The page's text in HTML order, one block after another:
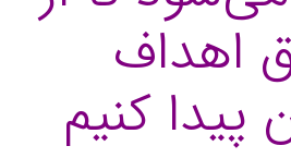
اهداف
پیدا کنیم‌